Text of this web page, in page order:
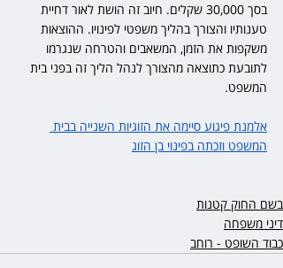
בסך 30,000 שקלים. חיוב זה הושת לאור דחיית
טענותיו והצורך בהליך משפטי לפינויו. ההוצאות
משקפות את הזמן, המשאבים והטרחה שנגרמו
לתובעת כתוצאה מהצורך לנהל הליך זה בפני בית
המשפט.
אלמנת פיגוע סיימה את הזוגיות השנייה בבית
המשפט וזכתה בפינוי בן הזוג
בשם החוק קטנות
דיני משפחה
כבוד השופט - רוחב